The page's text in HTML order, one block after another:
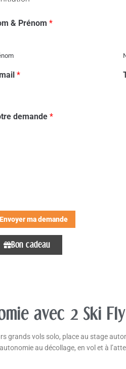
& Prénom *
*
demande *
Envoyer ma demande
Bon cadeau
avec 2 Ski Fly
grands vols solo, place au stage
au décollage, en vol et à